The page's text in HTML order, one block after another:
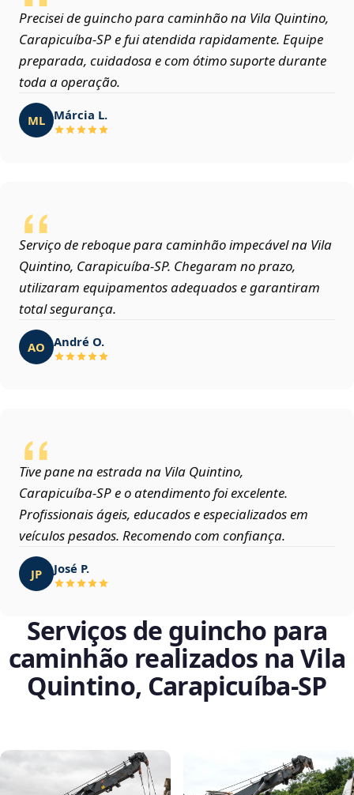
Precisei de guincho para caminhão na Vila Quintino,
Carapicuíba‑SP e fui atendida rapidamente. Equipe
preparada, cuidadosa e com ótimo suporte durante
toda a operação.
ML Márcia L.
Serviço de reboque para caminhão impecável na Vila
Quintino, Carapicuíba‑SP. Chegaram no prazo,
utilizaram equipamentos adequados e garantiram
total segurança.
AO André O.
Tive pane na estrada na Vila Quintino,
Carapicuíba‑SP e o atendimento foi excelente.
Profissionais ágeis, educados e especializados em
veículos pesados. Recomendo com confiança.
JP José P.
Serviços de guincho para
caminhão realizados na Vila
Quintino, Carapicuíba‑SP